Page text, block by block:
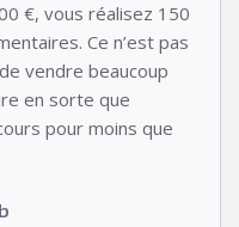
€, vous réalisez 150
Ce n’est pas
vendre beaucoup
en sorte que
pour moins que